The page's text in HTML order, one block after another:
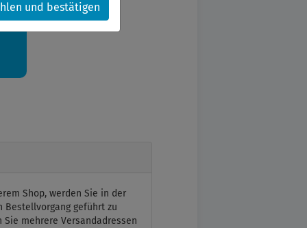
Shop, werden Sie in der
Bestellvorgang geführt zu
mehrere Versandadressen
und bestätigen